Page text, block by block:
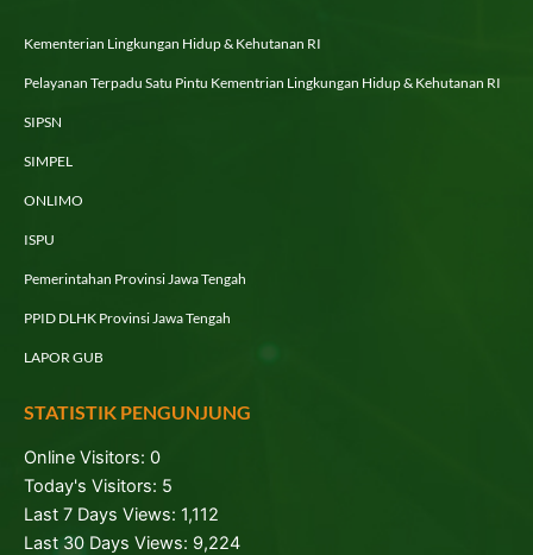
Kementerian Lingkungan Hidup & Kehutanan RI
Pelayanan Terpadu Satu Pintu Kementrian Lingkungan Hidup & Kehutanan RI
SIPSN
SIMPEL
ONLIMO
ISPU
Pemerintahan Provinsi Jawa Tengah
PPID DLHK Provinsi Jawa Tengah
LAPOR GUB
STATISTIK PENGUNJUNG
Online Visitors: 0
Today's Visitors: 5
Last 7 Days Views: 1,112
Last 30 Days Views: 9,224